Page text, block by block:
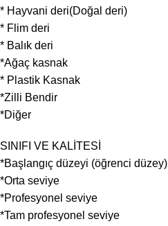
* Hayvani deri(Doğal deri)
* Flim deri
* Balık deri
*Ağaç kasnak
* Plastik Kasnak
*Zilli Bendir
*Diğer
SINIFI VE KALİTESİ
*Başlangıç düzeyi (öğrenci düzey)
*Orta seviye
*Profesyonel seviye
*Tam profesyonel seviye